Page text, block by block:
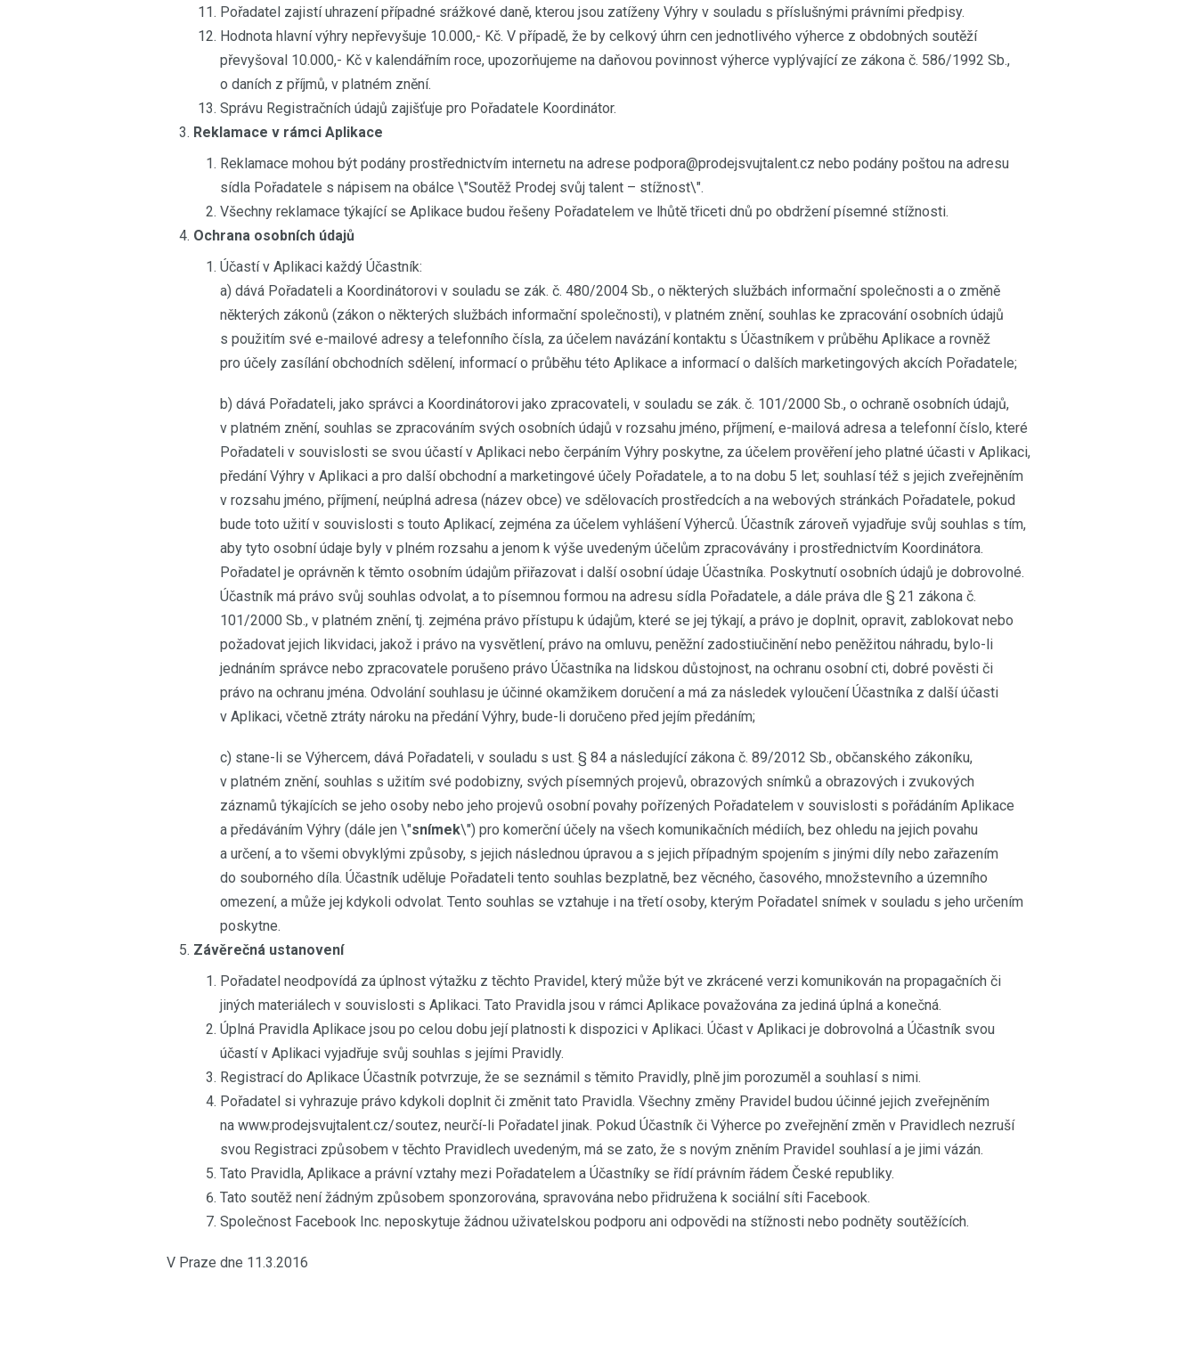
Pořadatel zajistí uhrazení případné srážkové daně, kterou jsou zatíženy Výhry v souladu s příslušnými právními předpisy.
Hodnota hlavní výhry nepřevyšuje 10.000,- Kč. V případě, že by celkový úhrn cen jednotlivého výherce z obdobných soutěží
převyšoval 10.000,- Kč v kalendářním roce, upozorňujeme na daňovou povinnost výherce vyplývající ze zákona č. 586/1992 Sb.,
o daních z příjmů, v platném znění.
Správu Registračních údajů zajišťuje pro Pořadatele Koordinátor.
Reklamace v rámci Aplikace
Reklamace mohou být podány prostřednictvím internetu na adrese podpora@prodejsvujtalent.cz nebo podány poštou na adresu
sídla Pořadatele s nápisem na obálce \"Soutěž Prodej svůj talent – stížnost\".
Všechny reklamace týkající se Aplikace budou řešeny Pořadatelem ve lhůtě třiceti dnů po obdržení písemné stížnosti.
Ochrana osobních údajů
Účastí v Aplikaci každý Účastník:
a) dává Pořadateli a Koordinátorovi v souladu se zák. č. 480/2004 Sb., o některých službách informační společnosti a o změně
některých zákonů (zákon o některých službách informační společnosti), v platném znění, souhlas ke zpracování osobních údajů
s použitím své e-mailové adresy a telefonního čísla, za účelem navázání kontaktu s Účastníkem v průběhu Aplikace a rovněž
pro účely zasílání obchodních sdělení, informací o průběhu této Aplikace a informací o dalších marketingových akcích Pořadatele;
b) dává Pořadateli, jako správci a Koordinátorovi jako zpracovateli, v souladu se zák. č. 101/2000 Sb., o ochraně osobních údajů,
v platném znění, souhlas se zpracováním svých osobních údajů v rozsahu jméno, příjmení, e-mailová adresa a telefonní číslo, které
Pořadateli v souvislosti se svou účastí v Aplikaci nebo čerpáním Výhry poskytne, za účelem prověření jeho platné účasti v Aplikaci,
předání Výhry v Aplikaci a pro další obchodní a marketingové účely Pořadatele, a to na dobu 5 let; souhlasí též s jejich zveřejněním
v rozsahu jméno, příjmení, neúplná adresa (název obce) ve sdělovacích prostředcích a na webových stránkách Pořadatele, pokud
bude toto užití v souvislosti s touto Aplikací, zejména za účelem vyhlášení Výherců. Účastník zároveň vyjadřuje svůj souhlas s tím,
aby tyto osobní údaje byly v plném rozsahu a jenom k výše uvedeným účelům zpracovávány i prostřednictvím Koordinátora.
Pořadatel je oprávněn k těmto osobním údajům přiřazovat i další osobní údaje Účastníka. Poskytnutí osobních údajů je dobrovolné.
Účastník má právo svůj souhlas odvolat, a to písemnou formou na adresu sídla Pořadatele, a dále práva dle § 21 zákona č.
101/2000 Sb., v platném znění, tj. zejména právo přístupu k údajům, které se jej týkají, a právo je doplnit, opravit, zablokovat nebo
požadovat jejich likvidaci, jakož i právo na vysvětlení, právo na omluvu, peněžní zadostiučinění nebo peněžitou náhradu, bylo-li
jednáním správce nebo zpracovatele porušeno právo Účastníka na lidskou důstojnost, na ochranu osobní cti, dobré pověsti či
právo na ochranu jména. Odvolání souhlasu je účinné okamžikem doručení a má za následek vyloučení Účastníka z další účasti
v Aplikaci, včetně ztráty nároku na předání Výhry, bude-li doručeno před jejím předáním;
c) stane-li se Výhercem, dává Pořadateli, v souladu s ust. § 84 a následující zákona č. 89/2012 Sb., občanského zákoníku,
v platném znění, souhlas s užitím své podobizny, svých písemných projevů, obrazových snímků a obrazových i zvukových
záznamů týkajících se jeho osoby nebo jeho projevů osobní povahy pořízených Pořadatelem v souvislosti s pořádáním Aplikace
a předáváním Výhry (dále jen \"snímek\") pro komerční účely na všech komunikačních médiích, bez ohledu na jejich povahu
a určení, a to všemi obvyklými způsoby, s jejich následnou úpravou a s jejich případným spojením s jinými díly nebo zařazením
do souborného díla. Účastník uděluje Pořadateli tento souhlas bezplatně, bez věcného, časového, množstevního a územního
omezení, a může jej kdykoli odvolat. Tento souhlas se vztahuje i na třetí osoby, kterým Pořadatel snímek v souladu s jeho určením
poskytne.
Závěrečná ustanovení
Pořadatel neodpovídá za úplnost výtažku z těchto Pravidel, který může být ve zkrácené verzi komunikován na propagačních či
jiných materiálech v souvislosti s Aplikaci. Tato Pravidla jsou v rámci Aplikace považována za jediná úplná a konečná.
Úplná Pravidla Aplikace jsou po celou dobu její platnosti k dispozici v Aplikaci. Účast v Aplikaci je dobrovolná a Účastník svou
účastí v Aplikaci vyjadřuje svůj souhlas s jejími Pravidly.
Registrací do Aplikace Účastník potvrzuje, že se seznámil s těmito Pravidly, plně jim porozuměl a souhlasí s nimi.
Pořadatel si vyhrazuje právo kdykoli doplnit či změnit tato Pravidla. Všechny změny Pravidel budou účinné jejich zveřejněním
na www.prodejsvujtalent.cz/soutez, neurčí-li Pořadatel jinak. Pokud Účastník či Výherce po zveřejnění změn v Pravidlech nezruší
svou Registraci způsobem v těchto Pravidlech uvedeným, má se zato, že s novým zněním Pravidel souhlasí a je jimi vázán.
Tato Pravidla, Aplikace a právní vztahy mezi Pořadatelem a Účastníky se řídí právním řádem České republiky.
Tato soutěž není žádným způsobem sponzorována, spravována nebo přidružena k sociální síti Facebook.
Společnost Facebook Inc. neposkytuje žádnou uživatelskou podporu ani odpovědi na stížnosti nebo podněty soutěžících.
V Praze dne 11.3.2016